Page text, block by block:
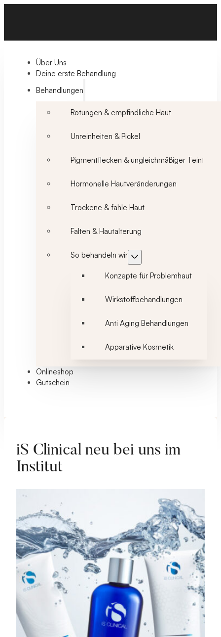
Über Uns
Deine erste Behandlung
Behandlungen
Rötungen & empfindliche Haut
Unreinheiten & Pickel
Pigmentflecken & ungleichmäßiger Teint
Hormonelle Hautveränderungen
Trockene & fahle Haut
Falten & Hautalterung
So behandeln wir
Konzepte für Problemhaut
Wirkstoffbehandlungen
Anti Aging Behandlungen
Apparative Kosmetik
Onlineshop
Gutschein
iS Clinical neu bei uns im
Institut